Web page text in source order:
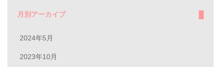
月別アーカイブ
2024年5月
2023年10月